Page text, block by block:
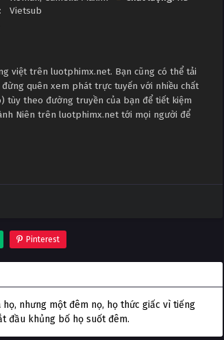
Vietsub
việt trên luotphimx.net. Bạn cũng có thể tải
quên xem phát trực tuyến với nhiều chất
tùy theo đường truyền của bạn để tiết kiệm
Niên trên luotphimx.net tới mọi người để
Pinterest
nhưng một đêm nọ, họ thức giấc vì tiếng
đầu khủng bố họ suốt đêm.